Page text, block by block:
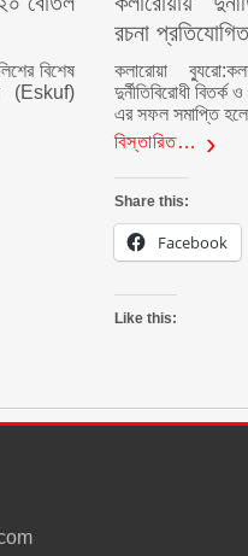
বিশেষ
(Eskuf)
রচনা
কলারোয়া
দুর্নীতিবিরোধী
এর সফল সমাপ্তি
বিস্তারিত…
Share this:
Facebook
Like this: